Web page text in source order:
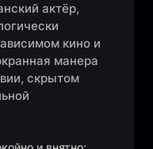
актёр,
кино и
манера
скрытом